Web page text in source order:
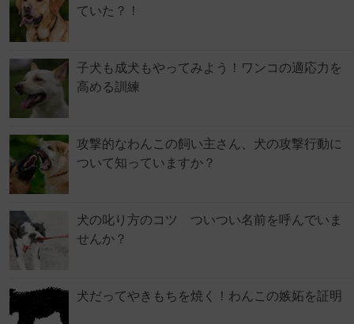
ていた？！
子犬も成犬もやってみよう！ワンコの適応力を
高める訓練
攻撃的なわんこの飼い主さん、犬の攻撃行動に
ついて知っていますか？
犬の叱り方のコツ ついつい名前を呼んでいま
せんか？
犬だってやきもちを焼く！わんこの嫉妬を証明